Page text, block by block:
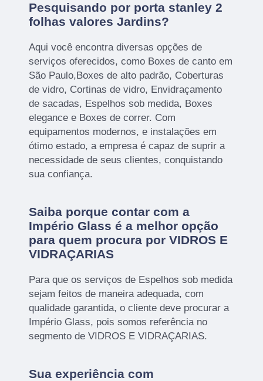
Pesquisando por porta stanley 2
folhas valores Jardins?
Aqui você encontra diversas opções de
serviços oferecidos, como Boxes de canto em
São Paulo,Boxes de alto padrão, Coberturas
de vidro, Cortinas de vidro, Envidraçamento
de sacadas, Espelhos sob medida, Boxes
elegance e Boxes de correr. Com
equipamentos modernos, e instalações em
ótimo estado, a empresa é capaz de suprir a
necessidade de seus clientes, conquistando
sua confiança.
Saiba porque contar com a
Império Glass é a melhor opção
para quem procura por VIDROS E
VIDRAÇARIAS
Para que os serviços de Espelhos sob medida
sejam feitos de maneira adequada, com
qualidade garantida, o cliente deve procurar a
Império Glass, pois somos referência no
segmento de VIDROS E VIDRAÇARIAS.
Sua experiência com